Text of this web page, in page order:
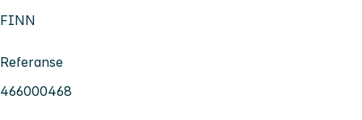
FINN
Referanse
466000468